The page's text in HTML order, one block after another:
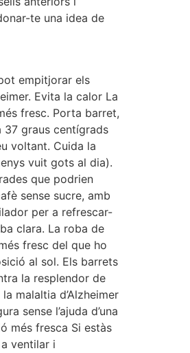
te una idea de
empitjorar els
Evita la calor La
fresc. Porta barret,
37 graus centígrads
voltant. Cuida la
vuit gots al dia).
que podrien
sense sucre, amb
per a refrescar-
clara. La roba de
fresc del que ho
al sol. Els barrets
la resplendor de
malaltia d’Alzheimer
sense l’ajuda d’una
més fresca Si estàs
ventilar i